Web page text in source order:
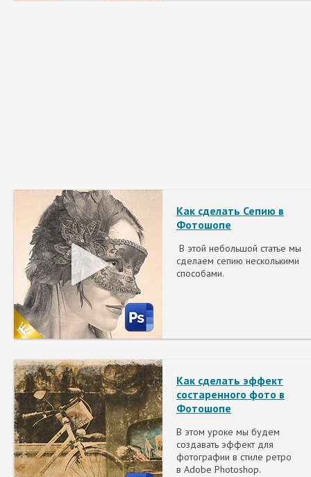
Как сделать Сепию в
Фотошопе
В этой небольшой статье мы
сделаем сепию несколькими
способами.
Как сделать эффект
состаренного фото в
Фотошопе
В этом уроке мы будем
создавать эффект для
фотографии в стиле ретро
в Adobe Photoshop.